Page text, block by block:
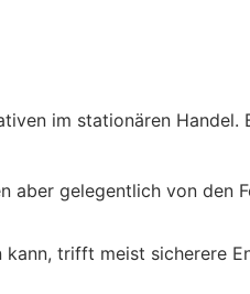
im stationären Handel.
aber gelegentlich von den
trifft meist sicherere